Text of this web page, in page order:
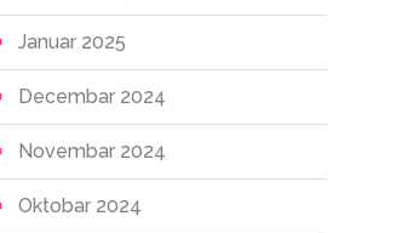
Januar 2025
Decembar 2024
Novembar 2024
Oktobar 2024